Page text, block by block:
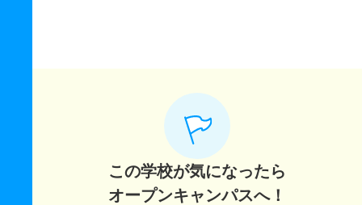
この学校が気になったら
オープンキャンパスへ！